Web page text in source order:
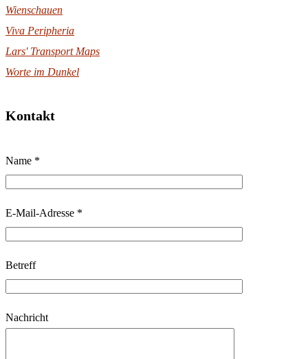
Wienschauen
Viva Peripheria
Lars' Transport Maps
Worte im Dunkel
Kontakt
t
t
e
a
s
s
Name *
E-Mail-Adresse *
Betreff
Nachricht